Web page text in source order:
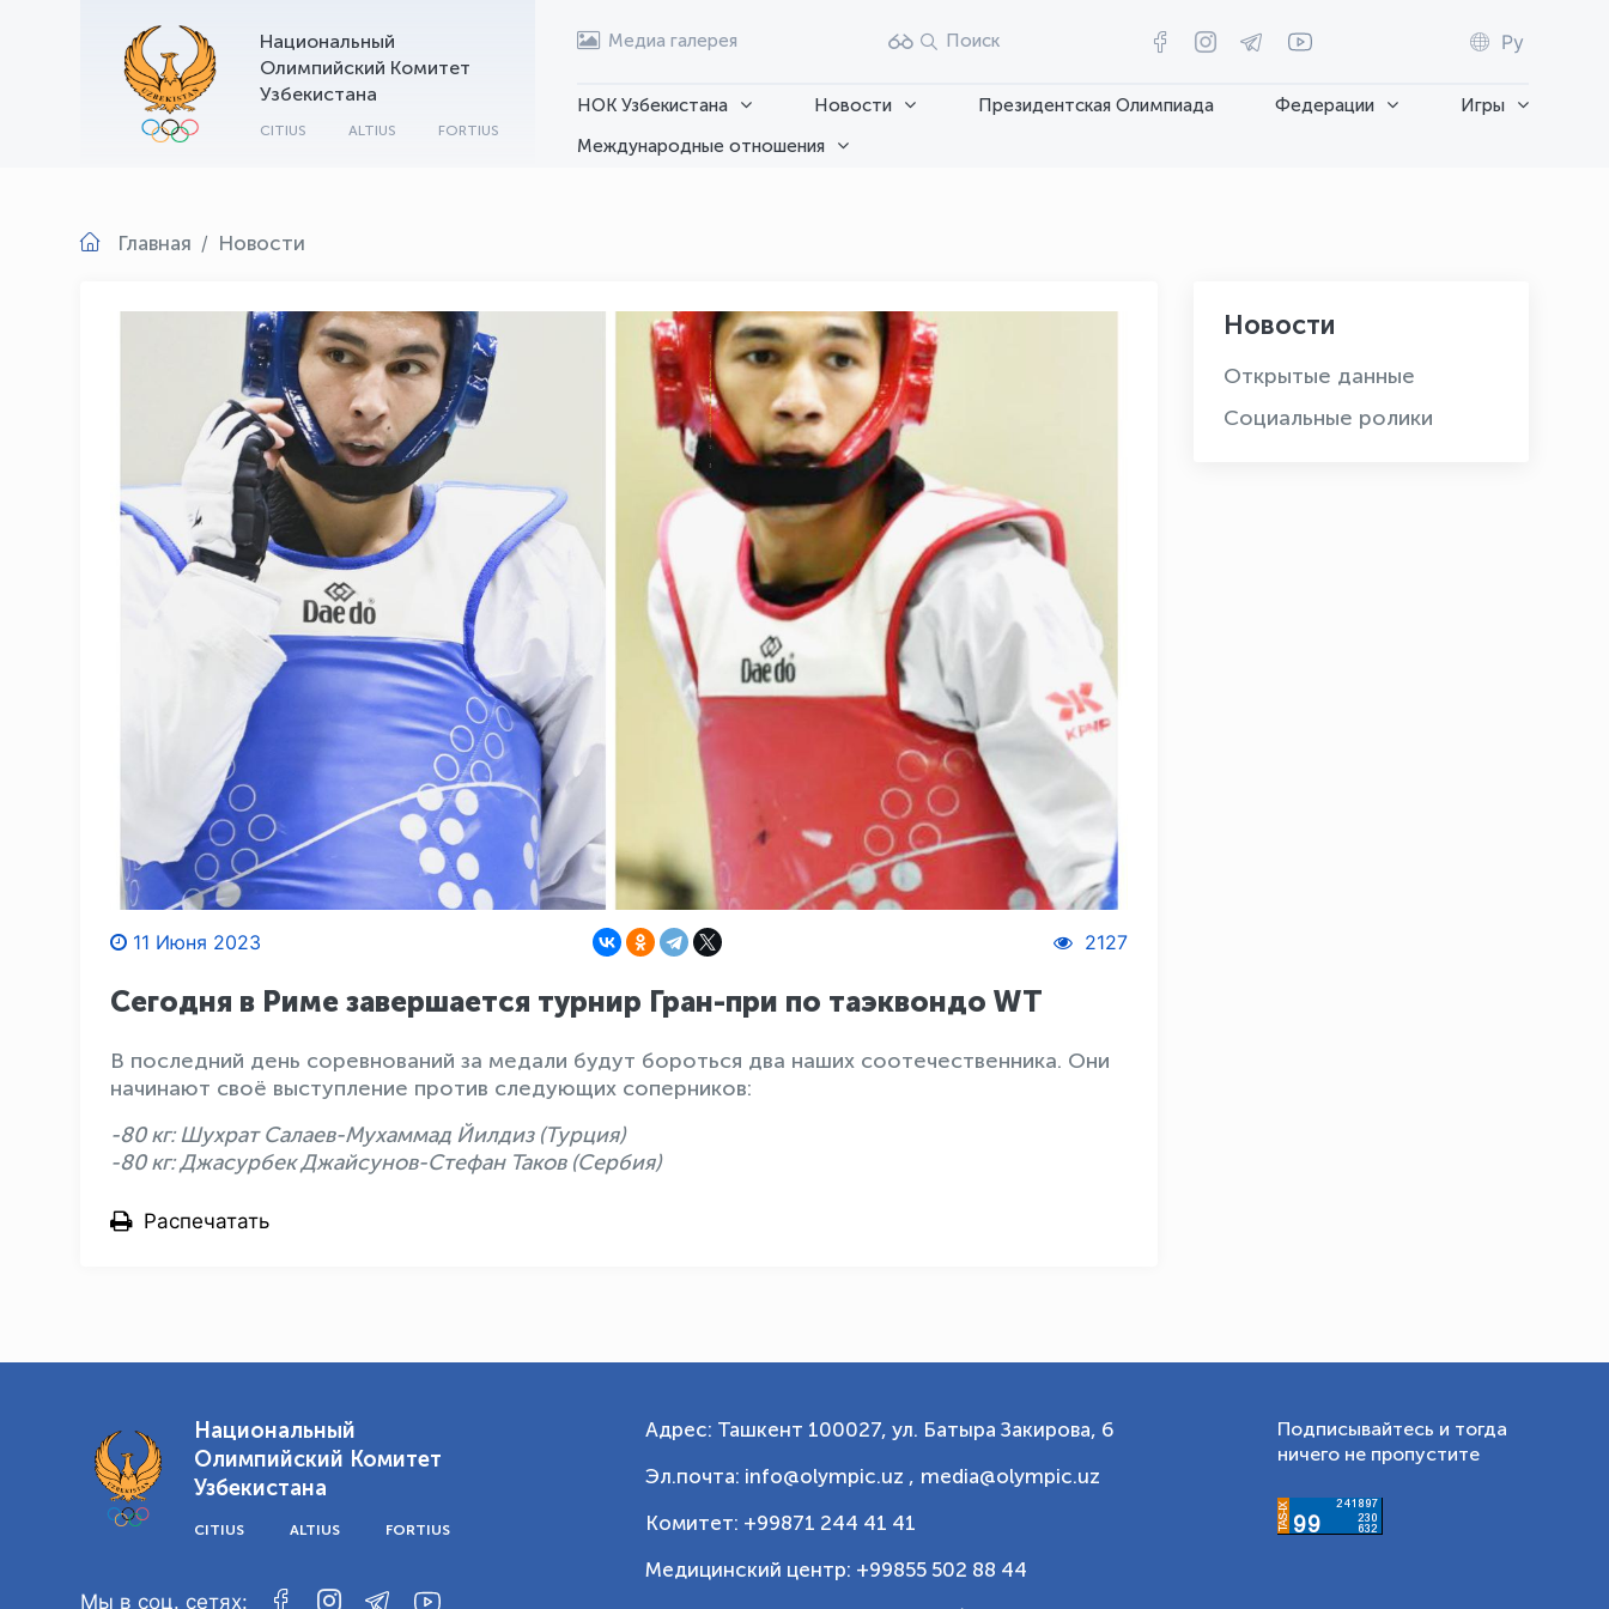
Национальный
Олимпийский Комитет
Узбекистана
CITIUS ALTIUS FORTIUS
Медиа галерея Поиск Ру
НОК Узбекистана Новости Президентская Олимпиада Федерации
Игры
Международные отношения
Главная Новости
11 Июня 2023 2127
Сегодня в Риме завершается турнир Гран-при по таэквондо WT
В последний день соревнований за медали будут бороться два наших соотечественника. Они
начинают своё выступление против следующих соперников:
-80 кг: Шухрат Салаев-Мухаммад Йилдиз (Турция)
-80 кг: Джасурбек Джайсунов-Стефан Таков (Сербия)
Распечатать
Новости
Открытые данные
Социальные ролики
Национальный
Олимпийский Комитет
Узбекистана
CITIUS ALTIUS FORTIUS
Мы в соц. сетях:
Адрес: Ташкент 100027, ул. Батыра Закирова, 6
Эл.почта: info@olympic.uz , media@olympic.uz
Комитет: +99871 244 41 41
Медицинский центр: +99855 502 88 44
Подписывайтесь и тогда
ничего не пропустите